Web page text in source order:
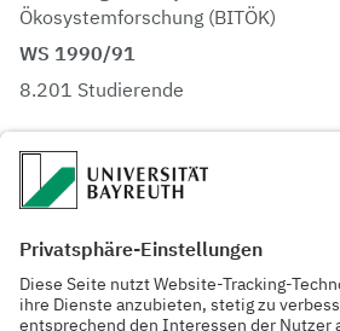
Ökosystemforschung (BITÖK)
WS 1990/91
8.201 Studierende
1991
Einrichtung der DFG-